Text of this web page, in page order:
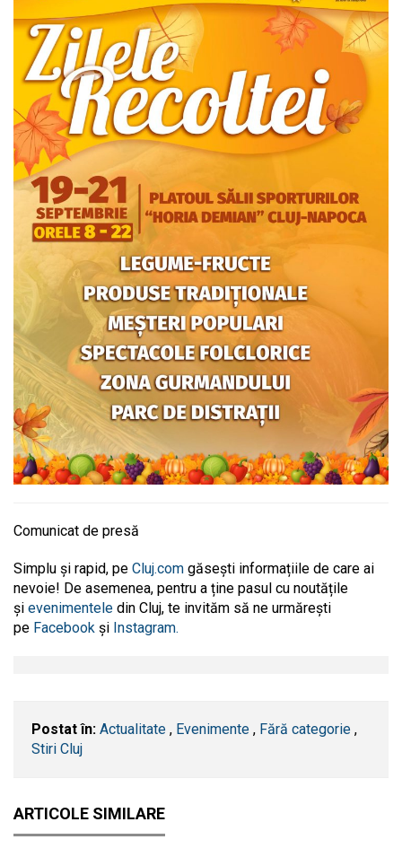
Comunicat de presă
Simplu și rapid, pe Cluj.com găsești informațiile de care ai
nevoie! De asemenea, pentru a ține pasul cu noutățile
și evenimentele din Cluj, te invităm să ne urmărești
pe Facebook și Instagram.
Postat în: Actualitate , Evenimente , Fără categorie ,
Stiri Cluj
ARTICOLE SIMILARE